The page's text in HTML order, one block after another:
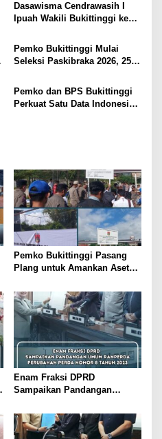
Dasawisma Cendrawasih I
Ipuah Wakili Bukittinggi ke
Pemko Bukittinggi Mulai
Seleksi Paskibraka 2026, 258
Pemko dan BPS Bukittinggi
Perkuat Satu Data Indonesia
Pemko Bukittinggi Pasang
Plang untuk Amankan Aset
Universitas Fort de Kock
Enam Fraksi DPRD
Sampaikan Pandangan
Perda Nomor 8 Tahun 2023